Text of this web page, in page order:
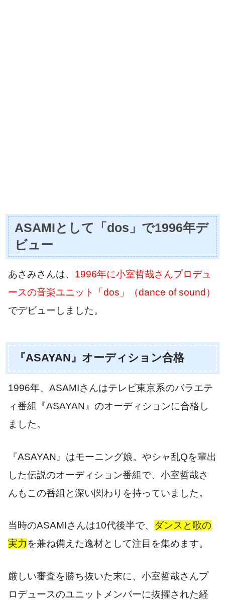
ASAMIとして「dos」で1996年デ
ビュー
あさみさんは、 1996年に小室哲哉さんプロデュ
ースの音楽ユニット「dos」（dance of sound）
でデビューしました。
『ASAYAN』オーディション合格
1996年、ASAMIさんはテレビ東京系のバラエテ
ィ番組『ASAYAN』のオーディションに合格し
ました。
『ASAYAN』はモーニング娘。やシャ乱Qを輩出
した伝説のオーディション番組で、小室哲哉さ
んもこの番組と深い関わりを持っていました。
当時のASAMIさんは10代後半で、 ダンスと歌の
実力を兼ね備えた逸材として注目を集めます。
厳しい審査を勝ち抜いた末に、小室哲哉さんプ
ロデュースのユニットメンバーに抜擢された経